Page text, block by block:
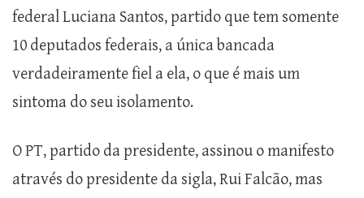
federal Luciana Santos, partido que tem somente
10 deputados federais, a única bancada
verdadeiramente fiel a ela, o que é mais um
sintoma do seu isolamento.
O PT, partido da presidente, assinou o manifesto
através do presidente da sigla, Rui Falcão, mas